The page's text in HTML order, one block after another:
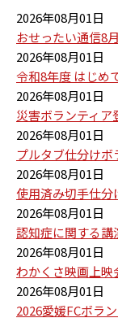
2026年08月01日
おせったい通信8
2026年08月01日
令和8年度 はじめ
2026年08月01日
災害ボランティア
2026年08月01日
プルタブ仕分けボ
2026年08月01日
使用済み切手仕分
2026年08月01日
認知症に関する講
2026年08月01日
わかくさ映画上
2026年08月01日
2026愛媛FCボラ